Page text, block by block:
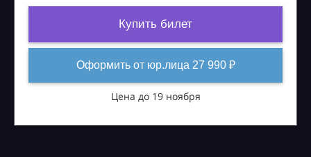
Купить билет
Оформить от юр.лица 27 990 ₽
Цена до 19 ноября